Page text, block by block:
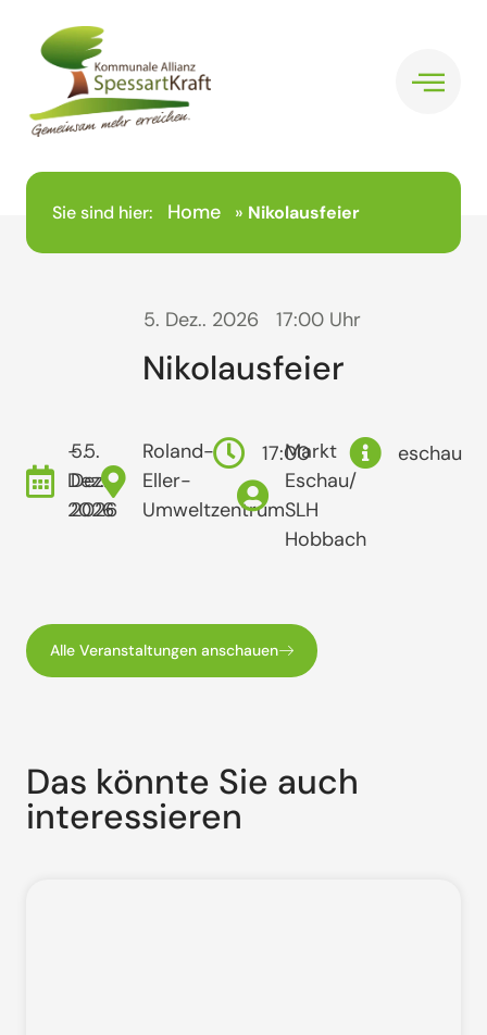
Sie sind hier: Home » Nikolausfeier
5. Dez.. 2026 17:00 Uhr
Nikolausfeier
5.
Dez..
2026
- 5.
Dez..
2026
Roland-
Eller-
Umweltzentrum
17:00Markt
Eschau/
SLH
Hobbach
eschau
Alle Veranstaltungen anschauen
Das könnte Sie auch
interessieren